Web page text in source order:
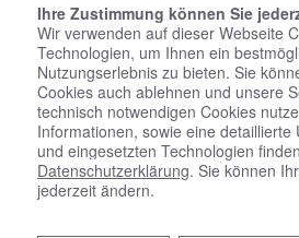
Klimatechnik für
Ihre Zustimmung können Sie
Wir verwenden auf dieser Webseite
Technologien, um Ihnen ein
Nutzungserlebnis zu bieten. Sie
Cookies auch ablehnen und unsere
technisch notwendigen Cookies
Informationen, sowie eine detaillierte
und eingesetzten Technologien
Datenschutzerklärung. Sie können
jederzeit ändern.